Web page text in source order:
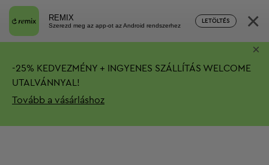
REMIX
Szerezd meg az app-ot az Android rendszerhez
LETÖLTÉS ×
-25% KEDVEZMÉNY + INGYENES SZÁLLÍTÁS WELCOME
UTALVÁNNYAL!
Tovább a vásárláshoz
×